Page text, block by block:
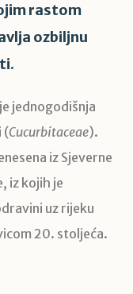
rastom
ozbiljnu
jednogodišnja
(Cucurbitaceae).
iz Sjeverne
iz kojih je
uz rijeku
20. stoljeća.